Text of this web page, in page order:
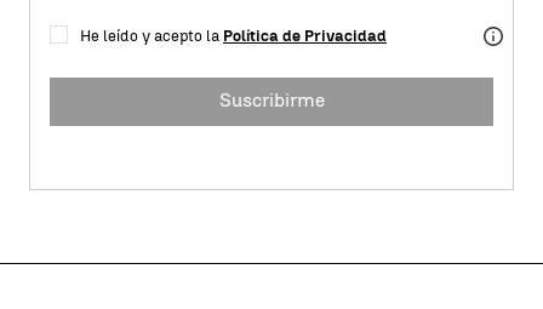
He leído y acepto la Política de Privacidad
Suscribirme